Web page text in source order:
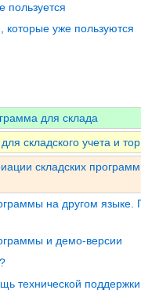
пользуется
которые уже пользуются
для склада
складского учета и
складских
на другом языке.
и демо-версии
технической поддержки